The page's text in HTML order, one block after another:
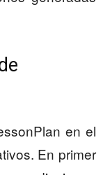
en el
En primer